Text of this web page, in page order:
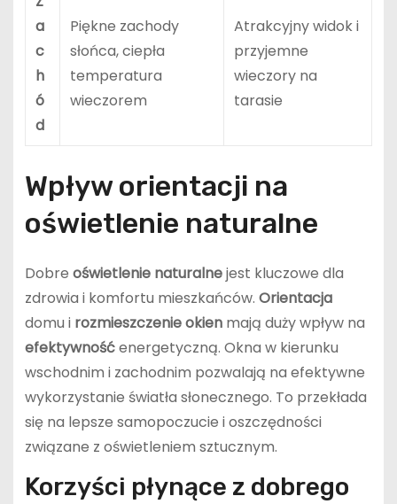
a
c
h
ó
d
Piękne zachody
słońca, ciepła
temperatura
wieczorem
Atrakcyjny widok i
przyjemne
wieczory na
tarasie
Wpływ orientacji na
oświetlenie naturalne
Dobre oświetlenie naturalnejest kluczowe dla
zdrowia i komfortu mieszkańców. Orientacja
domu i rozmieszczenie okienmają duży wpływ na
efektywnośćenergetyczną. Okna w kierunku
wschodnim i zachodnim pozwalają na efektywne
wykorzystanie światła słonecznego. To przekłada
się na lepsze samopoczucie i oszczędności
związane z oświetleniem sztucznym.
Korzyści płynące z dobrego